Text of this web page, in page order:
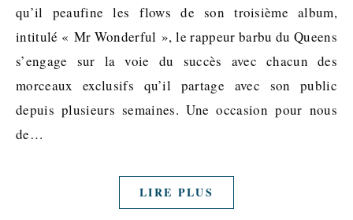
qu’il peaufine les flows de son troisième album,
intitulé « Mr Wonderful », le rappeur barbu du Queens
s’engage sur la voie du succès avec chacun des
morceaux exclusifs qu’il partage avec son public
depuis plusieurs semaines. Une occasion pour nous
de…
LIRE PLUS